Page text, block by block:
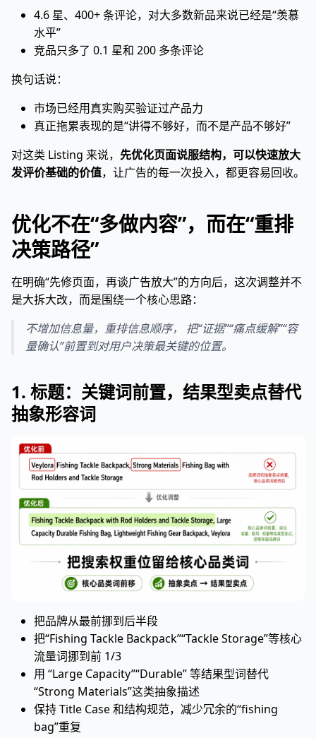
4.6 星、400+ 条评论，对大多数新品来说已经是“羡慕
水平”
竞品只多了 0.1 星和 200 多条评论
换句话说：
市场已经用真实购买验证过产品力
真正拖累表现的是“讲得不够好，而不是产品不够好”
对这类 Listing 来说， 先优化页面说服结构，可以快速放大
发评价基础的价值，让广告的每一次投入，都更容易回收。
优化不在“多做内容”，而在“重排
决策路径”
在明确“先修页面，再谈广告放大”的方向后，这次调整并不
是大拆大改，而是围绕一个核心思路：
不增加信息量，重排信息顺序， 把“证据”“痛点缓解”“容
量确认”前置到对用户决策最关键的位置。
1. 标题：关键词前置，结果型卖点替代
抽象形容词
把品牌从最前挪到后半段
把“Fishing Tackle Backpack”“Tackle Storage”等核心
流量词挪到前 1/3
用 “Large Capacity”“Durable” 等结果型词替代
“Strong Materials”这类抽象描述
保持 Title Case 和结构规范，减少冗余的“fishing
bag”重复